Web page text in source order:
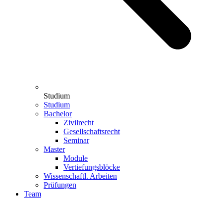
Studium
Studium
Bachelor
Zivilrecht
Gesellschaftsrecht
Seminar
Master
Module
Vertiefungsblöcke
Wissenschaftl. Arbeiten
Prüfungen
Team